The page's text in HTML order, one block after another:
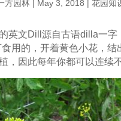
方园林| May 3, 2018 | 花园知
英文Dill源自古语dilla一字
用的，开着黄色小花，
，因此每年你都可以连续